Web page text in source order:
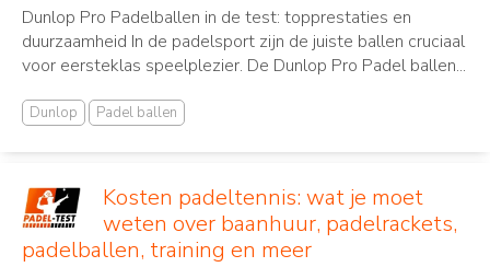
Dunlop Pro Padelballen in de test: topprestaties en
duurzaamheid In de padelsport zijn de juiste ballen cruciaal
voor eersteklas speelplezier. De Dunlop Pro Padel ballen...
Dunlop Padel ballen
Kosten padeltennis: wat je moet
weten over baanhuur, padelrackets,
padelballen, training en meer